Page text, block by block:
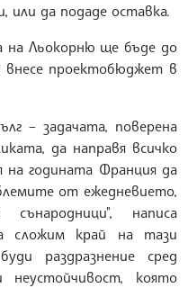
или да подаде оставка.
на Льокорню ще бъде до
внесе проектобюджет в
– задачата, поверена
да направя всичко
на годината Франция да
от ежедневието,
написа
сложим край на тази
раздразнение сред
която